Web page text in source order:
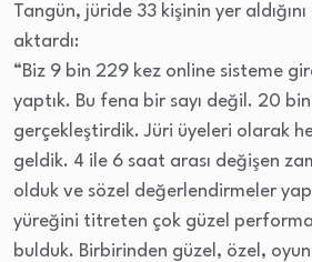
Tangün, jüride 33 kişinin yer
aktardı:
“Biz 9 bin 229 kez online sisteme
yaptık. Bu fena bir sayı değil. 20
gerçekleştirdik. Jüri üyeleri olarak
geldik. 4 ile 6 saat arası değişen
olduk ve sözel değerlendirmeler
yüreğini titreten çok güzel
bulduk. Birbirinden güzel, özel,